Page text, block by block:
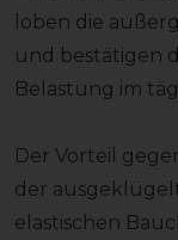
loben die
und bestätigen
Belastung im
Der Vorteil
der
elastischen